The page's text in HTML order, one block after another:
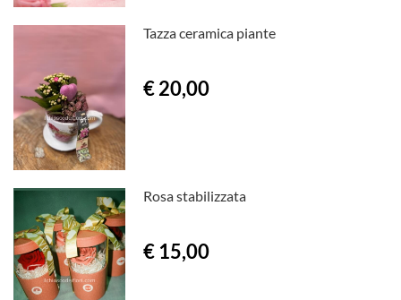
Tazza ceramica piante
€ 20,00
Rosa stabilizzata
€ 15,00